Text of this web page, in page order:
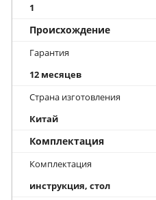
1
Происхождение
Гарантия
12 месяцев
Страна изготовления
Китай
Комплектация
Комплектация
инструкция, стол